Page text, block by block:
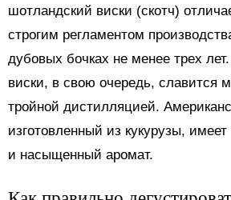
шотландский виски (скотч)
строгим регламентом
дубовых бочках не менее трех
виски, в свою очередь, славится
тройной дистилляцией.
изготовленный из кукурузы,
и насыщенный аромат.